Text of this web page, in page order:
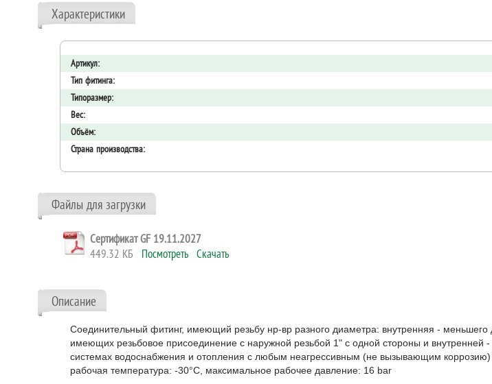
Характеристики
Артикул:
Тип фитинга:
Типоразмер:
Вес:
Объём:
Страна производства:
Файлы для загрузки
Сертификат GF 19.11.2027
449.32 КБ Посмотреть Скачать
Описание
Соединительный фитинг, имеющий резьбу нр-вр разного диаметра: внутренняя -
имеющих резьбовое присоединение с наружной резьбой 1" с одной стороны и внутренней
системах водоснабжения и отопления с любым неагрессивным (не вызывающим
рабочая температура: -30°C, максимальное рабочее давление: 16 bar